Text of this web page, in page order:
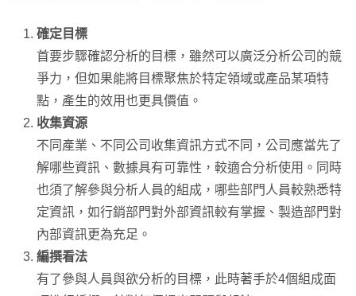
確定目標
首要步驟確認分析的目標，雖然可以廣泛分析公司的競
爭力，但如果能將目標聚焦於特定領域或產品某項特
點，產生的效用也更具價值。
收集資源
不同產業、不同公司收集資訊方式不同，公司應當先了
解哪些資訊、數據具有可靠性，較適合分析使用。同時
也須了解參與分析人員的組成，哪些部門人員較熟悉特
定資訊，如行銷部門對外部資訊較有掌握、製造部門對
內部資訊更為充足。
編撰看法
有了參與人員與欲分析的目標，此時著手於4個組成面